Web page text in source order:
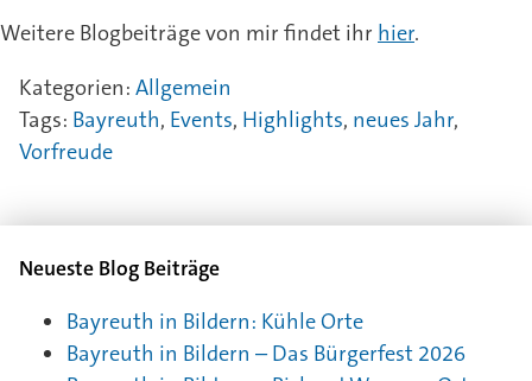
Weitere Blogbeiträge von mir findet ihr hier.
Kategorien: Allgemein
Tags: Bayreuth, Events, Highlights, neues Jahr,
Vorfreude
Neueste Blog Beiträge
Bayreuth in Bildern: Kühle Orte
Bayreuth in Bildern – Das Bürgerfest 2026